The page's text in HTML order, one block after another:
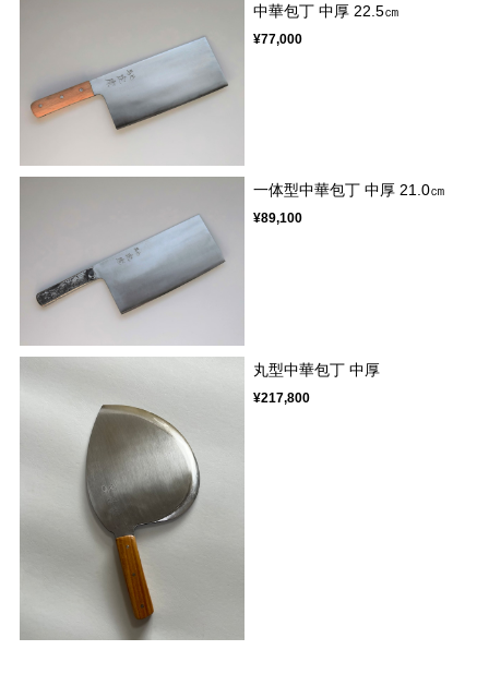
中華包丁 中厚 22.5㎝
¥77,000
一体型中華包丁 中厚 21.0㎝
¥89,100
丸型中華包丁 中厚
¥217,800